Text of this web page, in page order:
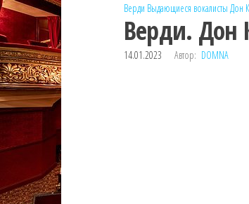
Верди Выдающиеся вокалисты Дон
Верди. Дон
14.01.2023 Автор: DOMNA